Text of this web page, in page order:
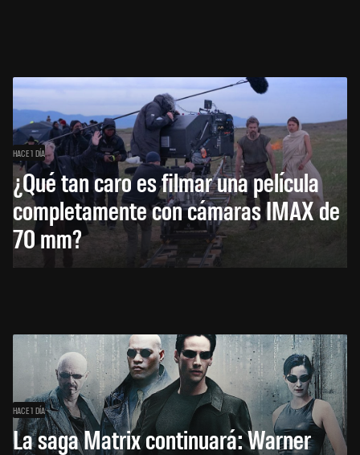
HACE 1 DÍA
¿Qué tan caro es filmar una película
completamente con cámaras IMAX de
70 mm?
HACE 1 DÍA
La saga Matrix continuará: Warner